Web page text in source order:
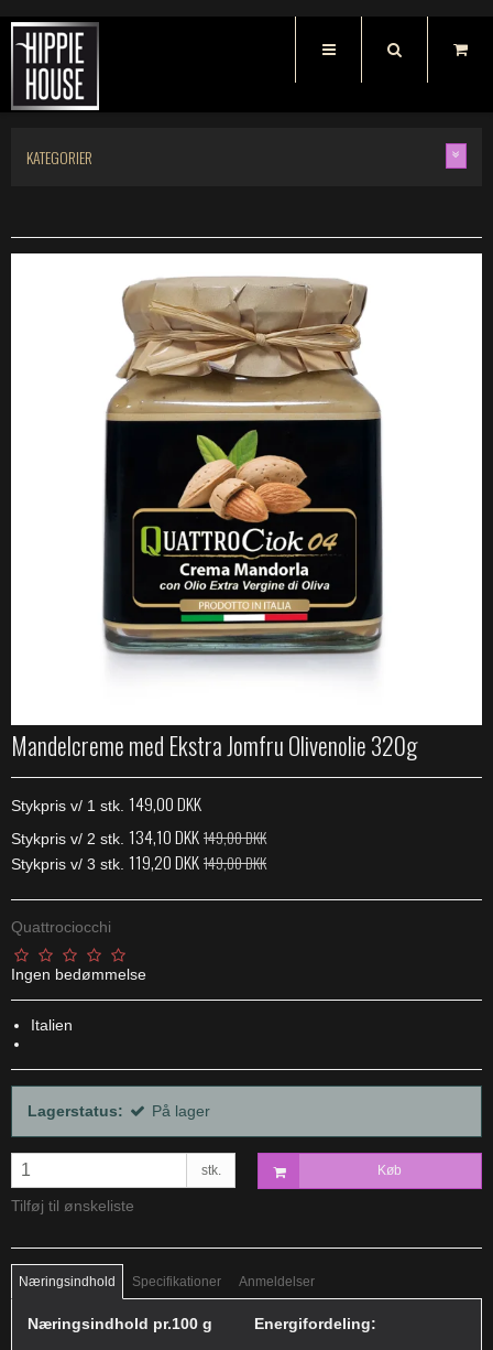
KATEGORIER
Mandelcreme med Ekstra Jomfru Olivenolie 320g
Stykpris v/ 1 stk. 149,00 DKK
Stykpris v/ 2 stk. 134,10 DKK149,00 DKK
Stykpris v/ 3 stk. 119,20 DKK149,00 DKK
Quattrociocchi
Ingen bedømmelse
Italien
Lagerstatus: På lager
stk. Køb
Tilføj til ønskeliste
Næringsindhold Specifikationer Anmeldelser
Næringsindhold pr.100 g Energifordeling: